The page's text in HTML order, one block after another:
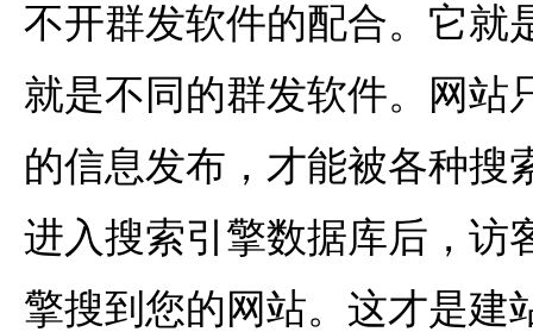
不开群发软件的配合。它就
就是不同的群发软件。网站
的信息发布，才能被各种搜
进入搜索引擎数据库后，访
擎搜到您的网站。这才是建